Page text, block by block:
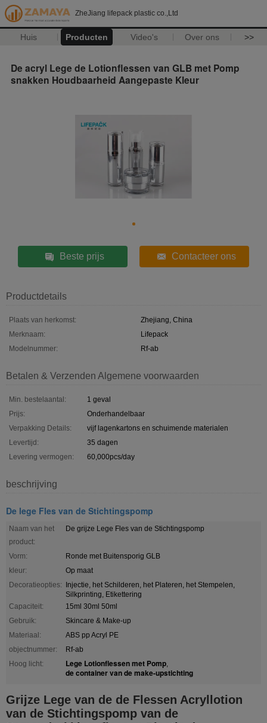
ZheJiang lifepack plastic co.,Ltd
Huis Producten Video's Over ons >>
De acryl Lege de Lotionflessen van GLB met Pomp
snakken Houdbaarheid Aangepaste Kleur
Beste prijs Contacteer ons
Productdetails
Plaats van herkomst:
Zhejiang, China
Merknaam:
Lifepack
Modelnummer:
Rf-ab
Betalen & Verzenden Algemene voorwaarden
Min. bestelaantal:
1 geval
Prijs:
Onderhandelbaar
Verpakking Details:
vijf lagenkartons en schuimende materialen
Levertijd:
35 dagen
Levering vermogen:
60,000pcs/day
beschrijving
De lege Fles van de Stichtingspomp
Naam van het
product:
De grijze Lege Fles van de Stichtingspomp
Vorm:
Ronde met Buitensporig GLB
kleur:
Op maat
Decoratieopties: Injectie, het Schilderen, het Plateren, het Stempelen,
Silkprinting, Etikettering
Capaciteit:
15ml 30ml 50ml
Gebruik:
Skincare & Make-up
Materiaal:
ABS pp Acryl PE
objectnummer:
Rf-ab
Hoog licht:
Lege Lotionflessen met Pomp,
de container van de make-upstichting
Grijze Lege van de de Flessen Acryllotion
van de Stichtingspomp van de